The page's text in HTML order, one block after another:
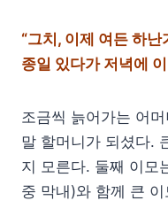
“그치, 이제 여든 하
종일 있다가 저녁에
조금씩 늙어가는 어
말 할머니가 되셨다.
지 모른다. 둘째 이모
중 막내)와 함께 큰